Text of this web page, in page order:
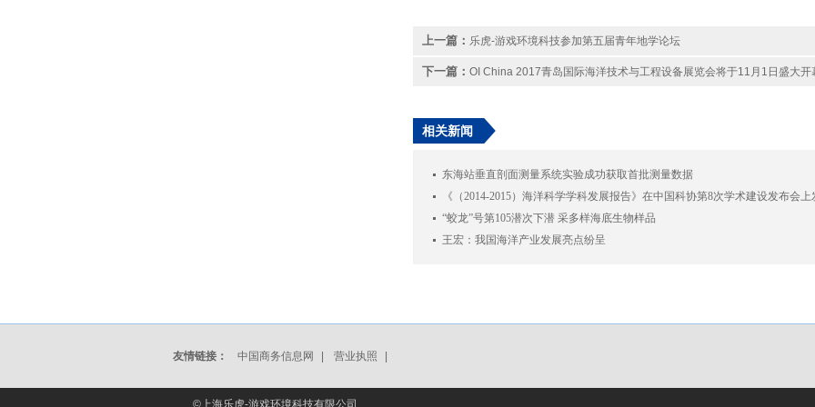
上一篇： 乐虎-游戏环境科技参加第五届青年地学论坛
下一篇： OI China 2017青岛国际海洋技术与工程设备展览会将于11月1日盛大开
相关新闻
东海站垂直剖面测量系统实验成功获取首批测量数据
《（2014-2015）海洋科学学科发展报告》在中国科协第8次学术建设发布会上
“蛟龙”号第105潜次下潜 采多样海底生物样品
王宏：我国海洋产业发展亮点纷呈
友情链接： 中国商务信息网 | 营业执照 |
©上海乐虎-游戏环境科技有限公司